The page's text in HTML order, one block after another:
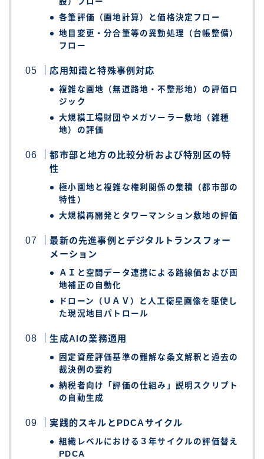
各筆評価（画地計算）と価格決定フロー
地目変更・分合筆等の異動処理（台帳整備）
フロー
応用知識と特殊事例対応
複雑な画地（無道路地・不整形地）の評価ロ
ジック
大規模工場財団やメガソーラー敷地（雑種
地）の評価
都市部と地方の比較分析および特別区の特
性
極小画地と複雑な権利関係の集積（都市部の
特性）
大規模再開発とタワーマンション敷地の評価
最新の先進事例とデジタルトランスフォー
メーション
ＡＩと空間データ連携による路線価および画
地補正の自動化
ドローン（ＵＡＶ）と人工衛星画像を駆使し
た現況地目パトロール
生成AIの業務適用
固定資産評価基準の難解な条文解釈と過去の
裁決例の要約
納税者向け「評価の仕組み」説明スクリプト
の自動生成
実践的スキルとPDCAサイクル
組織レベルにおける３年サイクルの評価替え
PDCA